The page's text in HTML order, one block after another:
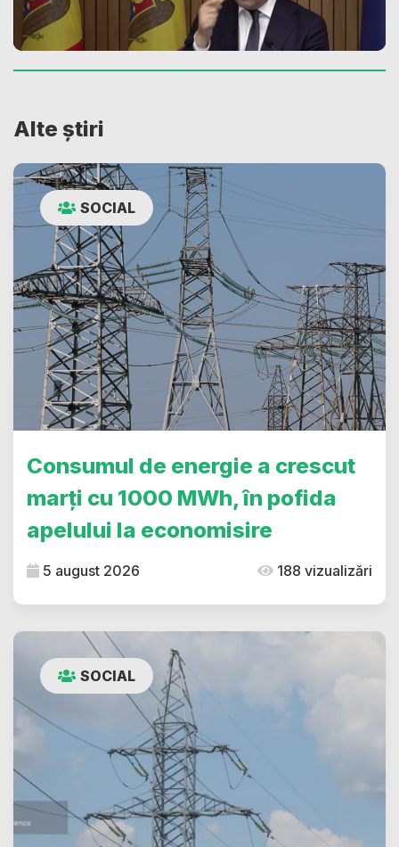
Alte știri
SOCIAL
Consumul de energie a crescut
marți cu 1000 MWh, în pofida
apelului la economisire
5 august 2026 188 vizualizări
SOCIAL